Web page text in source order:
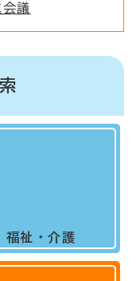
議
福祉・介護